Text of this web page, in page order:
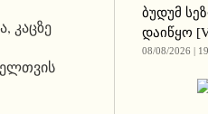
კაცზე
ბუდუმ
დაიწყო
08/08/2026 |